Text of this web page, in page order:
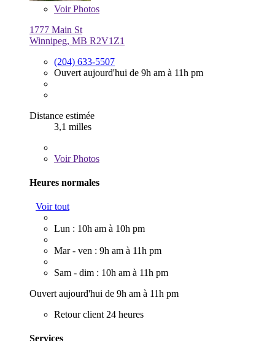
VoirPhotos
1777 Main St
Winnipeg, MB R2V1Z1
(204) 633-5507
Ouvert aujourd'hui de 9h am à 11h pm
Distance estimée
3,1 milles
VoirPhotos
Heures normales
Voir tout
Lun : 10h am à 10h pm
Mar - ven : 9h am à 11h pm
Sam - dim : 10h am à 11h pm
Ouvert aujourd'hui de 9h am à 11h pm
Retour client 24 heures
Services